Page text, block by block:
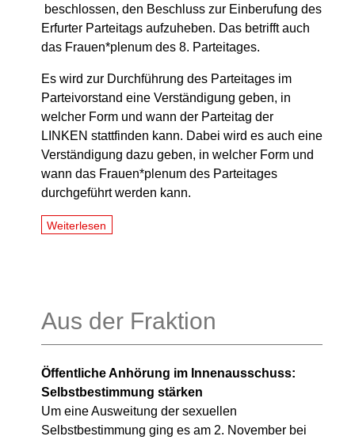
beschlossen, den Beschluss zur Einberufung des
Erfurter Parteitags aufzuheben. Das betrifft auch
das Frauen*plenum des 8. Parteitages.
Es wird zur Durchführung des Parteitages im
Parteivorstand eine Verständigung geben, in
welcher Form und wann der Parteitag der
LINKEN stattfinden kann. Dabei wird es auch eine
Verständigung dazu geben, in welcher Form und
wann das Frauen*plenum des Parteitages
durchgeführt werden kann.
Weiterlesen
Aus der Fraktion
Öffentliche Anhörung im Innenausschuss:
Selbstbestimmung stärken
Um eine Ausweitung der sexuellen
Selbstbestimmung ging es am 2. November bei